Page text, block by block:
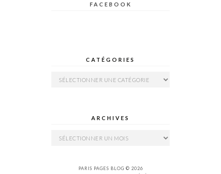
FACEBOOK
CATÉGORIES
Catégories
ARCHIVES
Archives
PARIS PAGES BLOG © 2026